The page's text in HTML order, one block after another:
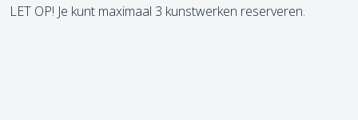
LET OP! Je kunt maximaal 3 kunstwerken reserveren.